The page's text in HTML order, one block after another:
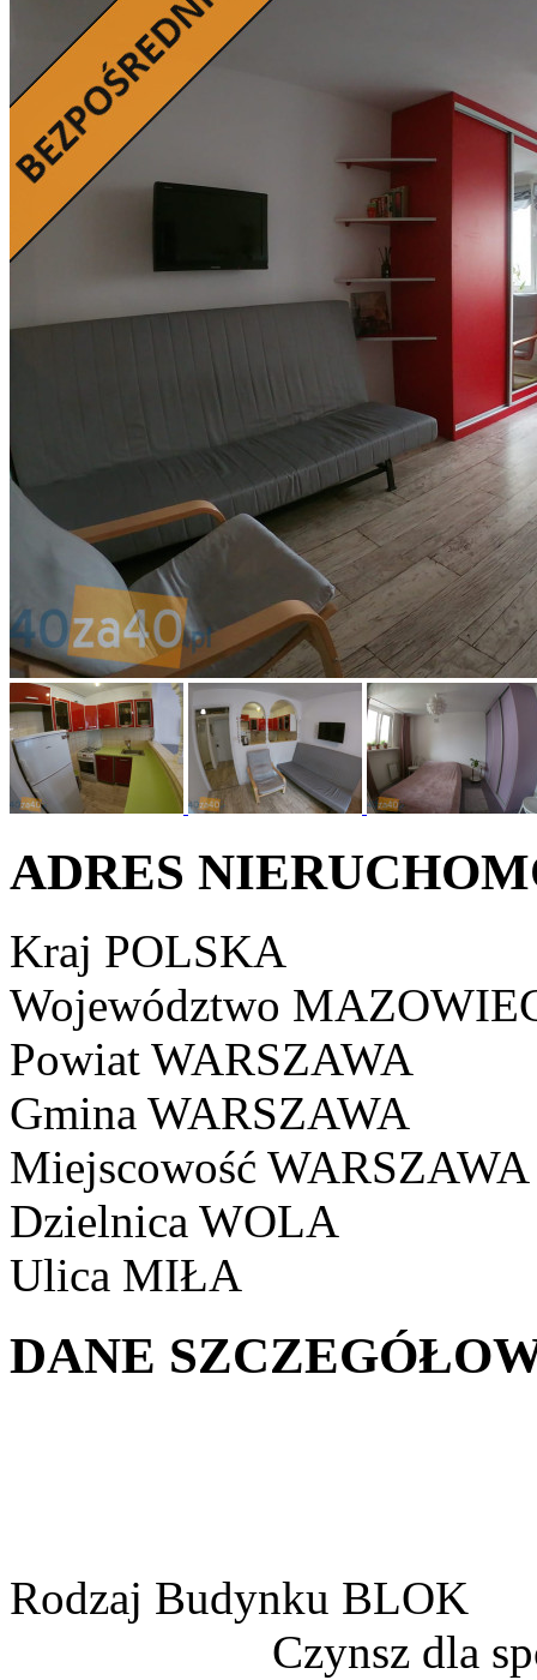
ADRES
Kraj POLSKA
Województwo
Powiat WARSZAWA
Gmina WARSZAWA
Miejscowość WARSZAWA
Dzielnica WOLA
Ulica MIŁA
DANE
Rodzaj Budynku BLOK
Czynsz dla